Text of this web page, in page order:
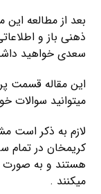
بعد از مطالعه این
ذهنی باز و
سعدی خواهید
این مقاله قسمت
میتوانید سوالات
لازم به ذکر
کریمخان در تمام
هستند و به صورت
میکنند .